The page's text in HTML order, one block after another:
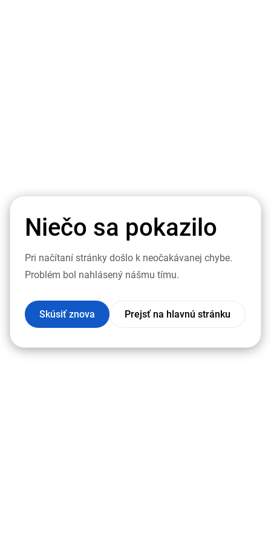
Niečo sa pokazilo
Pri načítaní stránky došlo k neočakávanej chybe.
Problém bol nahlásený nášmu tímu.
Skúsiť znova Prejsť na hlavnú stránku